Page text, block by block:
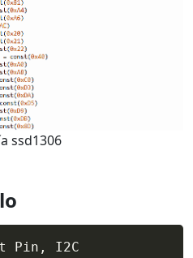
ssd1306
Pin, I2C